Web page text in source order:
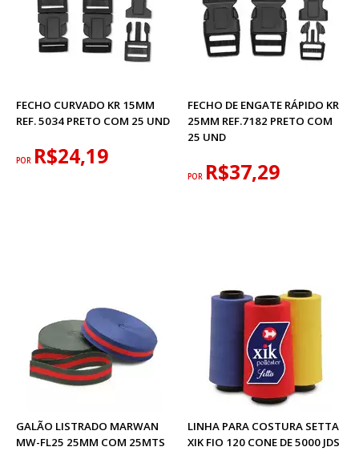
FECHO CURVADO KR 15MM
REF. 5034 PRETO COM 25 UND
POR R$24,19
FECHO DE ENGATE RÁPIDO KR
25MM REF.7182 PRETO COM
25 UND
POR R$37,29
GALÃO LISTRADO MARWAN
MW-FL25 25MM COM 25MTS
LINHA PARA COSTURA SETTA
XIK FIO 120 CONE DE 5000 JDS